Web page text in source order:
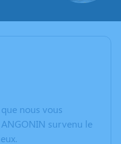
nous vous
survenu le